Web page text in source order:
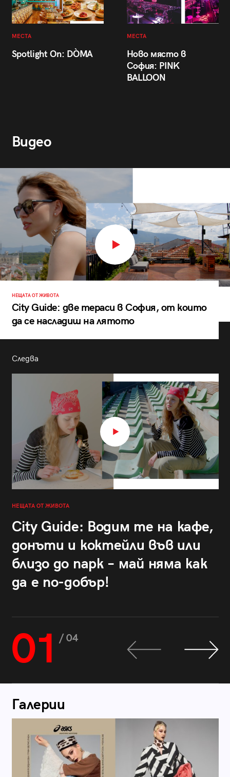
МЕСТА
Spotlight On: DÒMA
МЕСТА
Ново място в
София: PINK
BALLOON
Видео
НЕЩАТА ОТ ЖИВОТА
City Guide: две тераси в София, от които
да се насладиш на лятото
Следва
НЕЩАТА ОТ ЖИВОТА
City Guide: Водим те на кафе,
донъти и коктейли във или
близо до парк – май няма как
да е по-добър!
01 / 04
Галерии